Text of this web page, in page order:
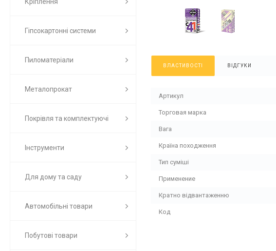
Гіпсокартонні системи
Пиломатеріали
Металопрокат
Покрівля та комплектуючі
Інструменти
Для дому та саду
Автомобільні товари
Побутові товари
ВЛАСТИВОСТІ ВІДГУКИ
Артикул
Торговая марка
Вага
Країна походження
Тип суміші
Применение
Кратно відвантаженню
Код